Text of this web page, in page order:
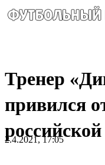
Тренер
привился
2.4.2021, 17:05